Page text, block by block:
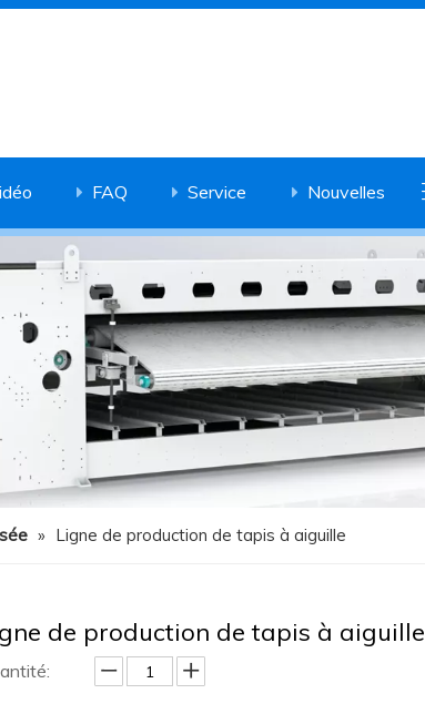
FAQ Service Nouvelles
» Ligne de production de tapis à aiguille
de production de tapis à aiguille